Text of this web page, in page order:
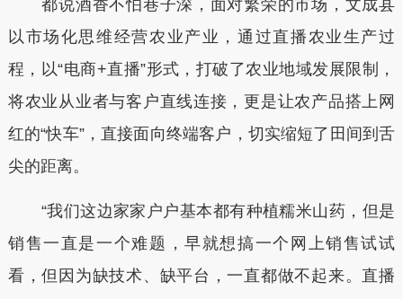
都说酒香不怕巷子深，面对繁荣的市场，文成县
以市场化思维经营农业产业，通过直播农业生产过
程，以“电商+直播”形式，打破了农业地域发展限制，
将农业从业者与客户直线连接，更是让农产品搭上网
红的“快车”，直接面向终端客户，切实缩短了田间到舌
尖的距离。
“我们这边家家户户基本都有种植糯米山药，但是
销售一直是一个难题，早就想搞一个网上销售试试
看，但因为缺技术、缺平台，一直都做不起来。直播